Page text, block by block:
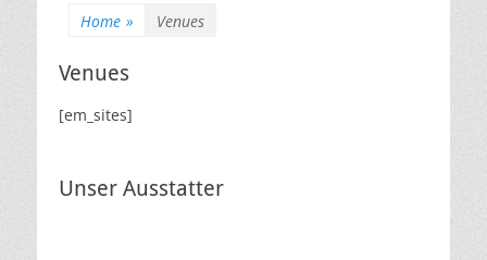
Home » Venues
Venues
[em_sites]
Unser Ausstatter